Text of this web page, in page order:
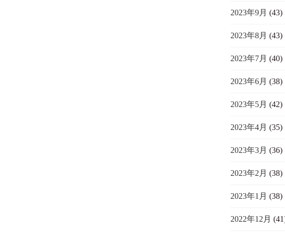
2023年9月 (43)
2023年8月 (43)
2023年7月 (40)
2023年6月 (38)
2023年5月 (42)
2023年4月 (35)
2023年3月 (36)
2023年2月 (38)
2023年1月 (38)
2022年12月